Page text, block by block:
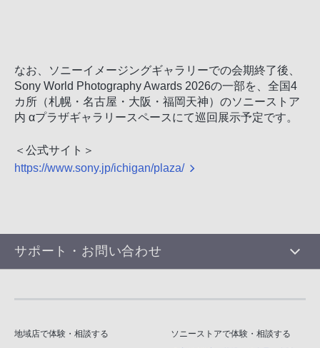
なお、ソニーイメージングギャラリーでの会期終了後、
Sony World Photography Awards 2026の一部を、全国4
カ所（札幌・名古屋・大阪・福岡天神）のソニーストア
内 αプラザギャラリースペースにて巡回展示予定です。
＜公式サイト＞
https://www.sony.jp/ichigan/plaza/
サポート・お問い合わせ
地域店で体験・相談する ソニーストアで体験・相談する